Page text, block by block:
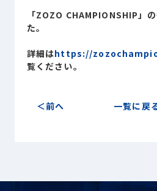
Sustainability
Recruit
「ZOZO CHAMPIONSHIP」
た。
詳細はhttps://
覧ください。
前へ 一覧に戻